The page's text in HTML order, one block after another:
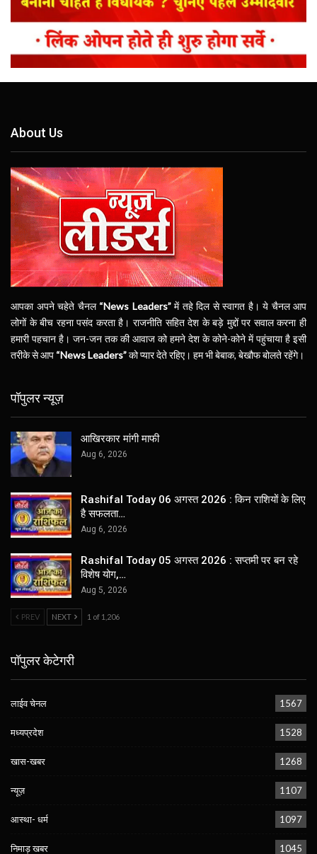
About Us
आपका अपने चहेते चैनल “News Leaders”में तहे दिल से स्वागत है। ये चैनल आप
लोगों के बीच रहना पसंद करता है। राजनीति सहित देश के बड़े मुद्दों पर सवाल करना ही
हमारी पहचान है। जन-जन तक की आवाज को हमने देश के कोने-कोने में पहुंचाया है इसी
तरीके से आप “News Leaders”को प्यार देते रहिए। हम भी बेबाक, बेखौफ बोलते रहेंगे।
पॉपुलर न्यूज़
आखिरकार मांगी माफी
Aug 6, 2026
Rashifal Today 06 अगस्त 2026 : किन राशियों के लिए
है सफलता…
Aug 6, 2026
Rashifal Today 05 अगस्त 2026 : सप्तमी पर बन रहे
विशेष योग,…
Aug 5, 2026
PREV NEXT 1 of 1,206
पॉपुलर केटेगरी
लाईव चेनल 1567
मध्यप्रदेश 1528
खास-खबर 1268
न्यूज़ 1107
आस्था- धर्म 1097
निमाड़ खबर 1045